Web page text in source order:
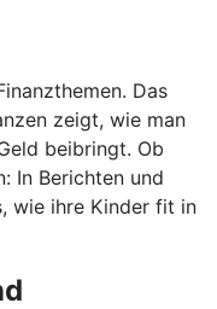
Das
zeigt, wie man
beibringt. Ob
In Berichten und
wie ihre Kinder fit in